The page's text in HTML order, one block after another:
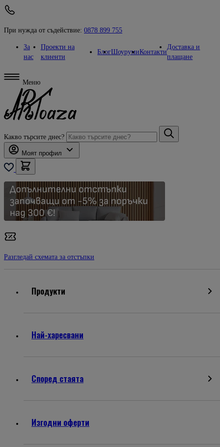
При нужда от съдействие: 0878 899 755
За
нас
Проекти на
клиенти
БлогШоурумиКонтакти
Доставка и
плащане
Меню
Какво търсите днес?
Моят профил
Разгледай схемата за отстъпки
Продукти
Най-харесвани
Според стаята
Изгодни оферти